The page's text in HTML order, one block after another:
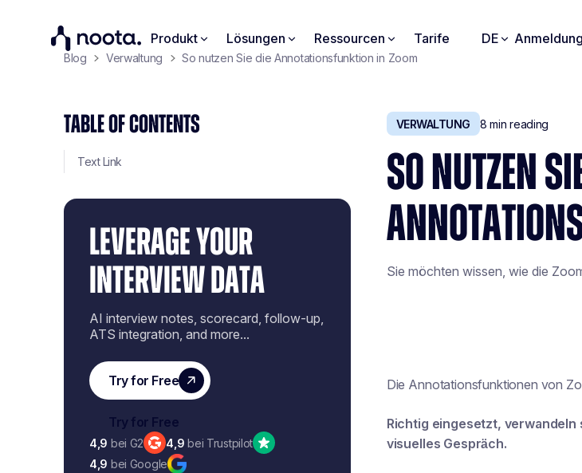
Produkt Lösungen Ressourcen Tarife DE Anmeldung
Blog Verwaltung So nutzen Sie die Annotationsfunktion in Zoom
TABLE OF CONTENTS
Text Link
LEVERAGE YOUR
INTERVIEW DATA
AI interview notes, scorecard, follow-up,
ATS integration, and more...
4,9 bei G2 4,9 bei Trustpilot
4,9 bei Google
VERWALTUNG 8 min reading
SO NUTZEN
Sie möchten wissen, wie die
Die Annotationsfunktionen von
Richtig eingesetzt,
visuelles Gespräch.